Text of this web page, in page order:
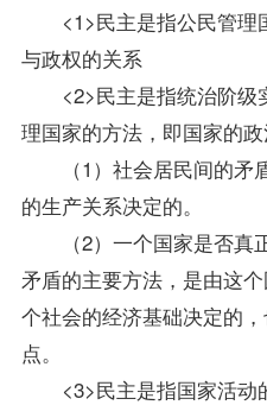
<1>民主是指公民管理
与政权的关系
<2>民主是指统治阶级
理国家的方法，即国家的政
（1）社会居民间的矛
的生产关系决定的。
（2）一个国家是否真
矛盾的主要方法，是由这
个社会的经济基础决定的
点。
<3>民主是指国家活动